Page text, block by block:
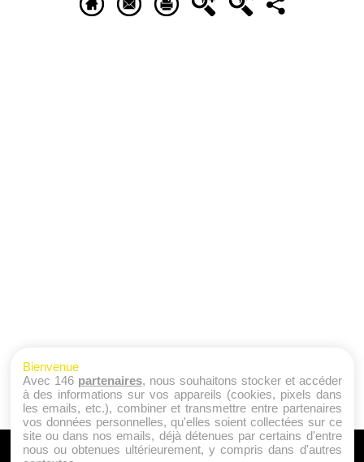
A PROPOS
Bienvenue
Avec 146 partenaires, nous souhaitons stocker et accéder
à des informations sur vos appareils (cookies, pixels dans
les emails, etc.), combiner et transmettre entre partenaires
vos données personnelles, qu'elles soient collectées sur ce
site ou dans nos emails, déjà détenues par certains d'entre
nous ou obtenues ultérieurement, y compris dans d'autres